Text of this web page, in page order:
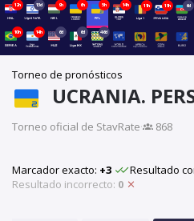
12h 13d 9h 6h 5h 14h 11h 11h 6d
10h 14h 6d 6d 46d
Torneo de pronósticos
UCRANIA.
Torneo oficial de StavRate·
868
Marcador exacto: +3 Resultado
Resultado incorrecto: 0